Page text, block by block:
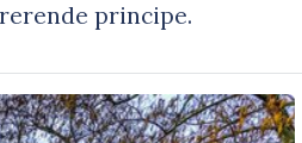
principe.